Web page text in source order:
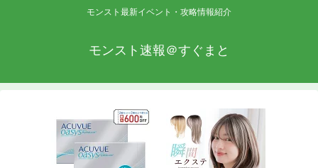
モンスト最新イベント・攻略情報紹介
モンスト速報＠すぐまと